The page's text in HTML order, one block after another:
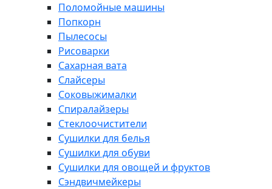
Поломойные машины
Попкорн
Пылесосы
Рисоварки
Сахарная вата
Слайсеры
Соковыжималки
Спиралайзеры
Стеклоочистители
Сушилки для белья
Сушилки для обуви
Сушилки для овощей и фруктов
Сэндвичмейкеры